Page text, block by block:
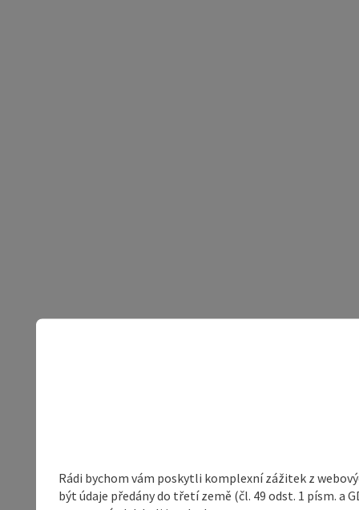
Rádi bychom vám poskytli komplexní zážitek z
být údaje předány do třetí země (čl. 49 odst. 1 písm.